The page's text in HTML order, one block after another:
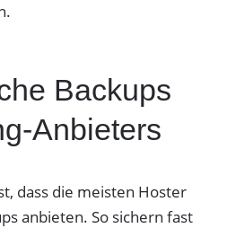
Backups
Anbieters
dass die meisten Hoster
anbieten. So sichern fast